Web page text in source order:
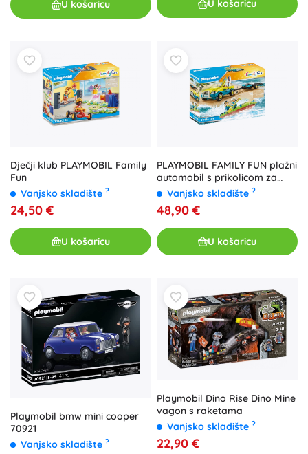
U košaricu U košaricu
Dječji klub PLAYMOBIL Family
Fun
Vanjsko skladište ?
24,50 €
U košaricu
PLAYMOBIL FAMILY FUN plažni
automobil s prikolicom za
čamac
Vanjsko skladište ?
48,90 €
U košaricu
Playmobil bmw mini cooper
70921
Vanjsko skladište ?
Playmobil Dino Rise Dino Mine
vagon s raketama
Vanjsko skladište ?
22,90 €